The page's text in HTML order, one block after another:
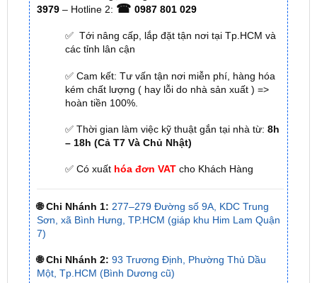
các tỉnh lân cận
✅ Cam kết: Tư vấn tận nơi miễn phí, hàng hóa
kém chất lượng ( hay lỗi do nhà sản xuất ) =>
✅ Thời gian làm việc kỹ thuật gắn tại nhà từ:8h
– 18h (Cả T7 Và Chủ Nhật)
✅ Có xuấthóa đơn VATcho Khách Hàng
🌐 Chi Nhánh 1: 277–279 Đường số 9A, KDC Trung
🌐 Chi Nhánh 2: 93 Trương Định, Phường Thủ Dầu
Một, Tp.HCM (Bình Dương cũ)
🌐 Chi Nhánh 3: Huỳnh Tấn Phát, Quận 7, Tp.HCM